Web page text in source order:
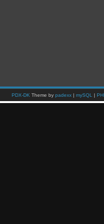
PDX-DK Theme by padexx| mySQL |